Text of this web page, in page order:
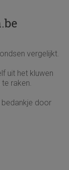
vergelijkt.
uit het kluwen
raken.
bedankje door